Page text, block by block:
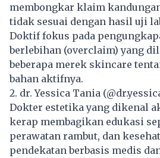
membongkar klaim
tidak sesuai dengan hasil uji
Doktif fokus pada
berlebihan (overclaim) yang
beberapa merek skincare
bahan aktifnya.
2. dr. Yessica Tania
Dokter estetika yang dikenal
kerap membagikan edukasi
perawatan rambut, dan
pendekatan berbasis medis